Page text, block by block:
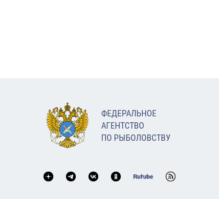
ФЕДЕРАЛЬНОЕ
АГЕНТСТВО
ПО РЫБОЛОВСТВУ